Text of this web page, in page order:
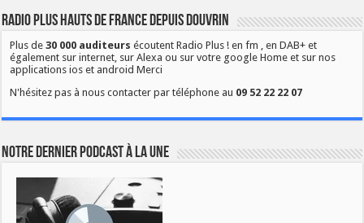
Radio Plus Hauts de France depuis Douvrin
Plus de30 000 auditeurs écoutent Radio Plus ! en fm , en DAB+ et
également sur internet, sur Alexa ou sur votre google Home et sur nos
applications ios et android Merci
N'hésitez pas à nous contacter par téléphone au 09 52 22 22 07
Notre dernier podcast à la une